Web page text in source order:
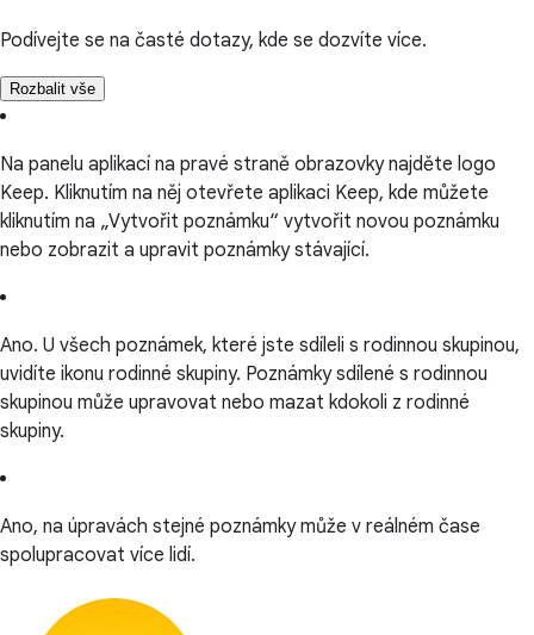
Podívejte se na časté dotazy, kde se dozvíte více.
Rozbalit vše
Na panelu aplikací na pravé straně obrazovky najděte logo
Keep. Kliknutím na něj otevřete aplikaci Keep, kde můžete
kliknutím na „Vytvořit poznámku“ vytvořit novou poznámku
nebo zobrazit a upravit poznámky stávající.
Ano. U všech poznámek, které jste sdíleli s rodinnou skupinou,
uvidíte ikonu rodinné skupiny. Poznámky sdílené s rodinnou
skupinou může upravovat nebo mazat kdokoli z rodinné
skupiny.
Ano, na úpravách stejné poznámky může v reálném čase
spolupracovat více lidí.